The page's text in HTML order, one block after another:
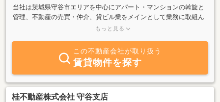
当社は茨城県守谷市エリアを中心にアパート・マンションの斡旋と
管理、不動産の売買・仲介、貸ビル業をメインとして業務に取組ん
でいます。おかげさまで当社の賃貸管理戸数は東京を除く関東エリ
望に合わせた「スピーディで親切な対応」を心がけております。ど
うぞお気軽にお問合せ・ご来店ください。
もっと見る
この不動産会社が取り扱う
賃貸物件を探す
桂不動産株式会社 守谷支店